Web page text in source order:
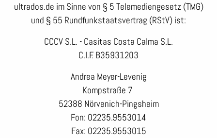
ultrados.de im Sinne von § 5 Telemediengesetz (TMG)
und § 55 Rundfunkstaatsvertrag (RStV) ist:
CCCV S.L. - Casitas Costa Calma S.L.
C.I.F. B35931203
Andrea Meyer-Levenig
Kompstraße 7
52388 Nörvenich-Pingsheim
Fon: 02235.9553014
Fax: 02235.9553015